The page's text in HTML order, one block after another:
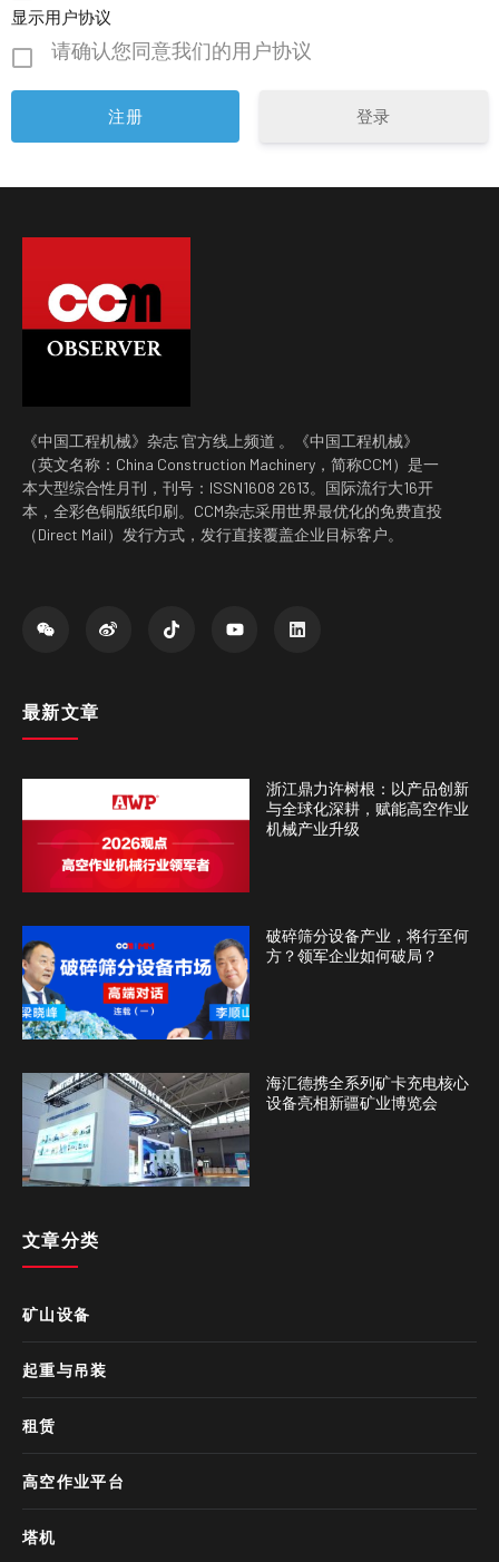
显示用户协议
请确认您同意我们的用户协议
登录
《中国工程机械》杂志 官方线上频道 。《中国工程机械》
（英文名称：China Construction Machinery，简称CCM）是一
本大型综合性月刊，刊号：ISSN1608 2613。国际流行大16开
本，全彩色铜版纸印刷。CCM杂志采用世界最优化的免费直投
（Direct Mail）发行方式，发行直接覆盖企业目标客户。
最新文章
浙江鼎力许树根：以产品创新
与全球化深耕，赋能高空作业
机械产业升级
破碎筛分设备产业，将行至何
方？领军企业如何破局？
海汇德携全系列矿卡充电核心
设备亮相新疆矿业博览会
文章分类
矿山设备
起重与吊装
租赁
高空作业平台
塔机